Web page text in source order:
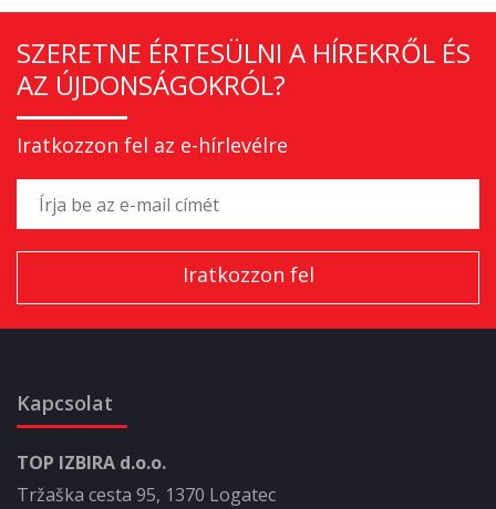
SZERETNE ÉRTESÜLNI A HÍREKRŐL ÉS
AZ ÚJDONSÁGOKRÓL?
Iratkozzon fel az e-hírlevélre
Kapcsolat
TOP IZBIRA d.o.o.
Tržaška cesta 95, 1370 Logatec